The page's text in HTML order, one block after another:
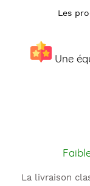
e
t
n
:
Les
Une
La livraison